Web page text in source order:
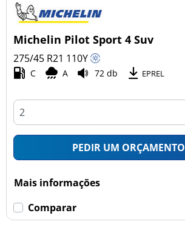
Michelin Pilot Sport 4 Suv
275/45 R21 110Y
C A 72 db EPREL
PEDIR UM ORÇAMENTO
Mais informações
Comparar